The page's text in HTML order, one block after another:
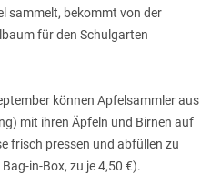
sammelt, bekommt von der
für den Schulgarten
können Apfelsammler aus
mit ihren Äpfeln und Birnen auf
frisch pressen und abfüllen zu
in-Box, zu je 4,50 €).